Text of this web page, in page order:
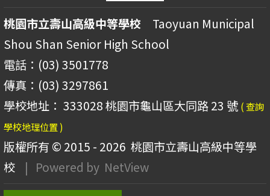
桃園市立壽山高級中等學校 Taoyuan Municipal
Shou Shan Senior High School
電話：(03) 3501778
傳真：(03) 3297861
學校地址： 333028 桃園市龜山區大同路 23 號 ( 查詢
學校地理位置 )
版權所有 © 2015 - 2026 桃園市立壽山高級中等學
校
| Powered by NetView